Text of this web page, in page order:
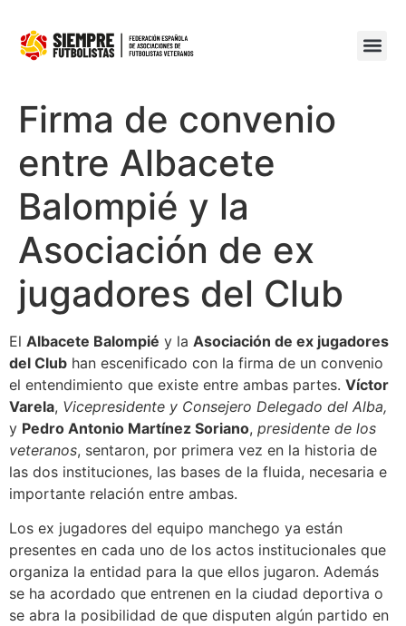
Firma de convenio
entre Albacete
Balompié y la
Asociación de ex
jugadores del Club
El Albacete Balompié y la Asociación de ex jugadores
del Club han escenificado con la firma de un convenio
el entendimiento que existe entre ambas partes. Víctor
Varela, Vicepresidente y Consejero Delegado del Alba,
y Pedro Antonio Martínez Soriano, presidente de los
veteranos, sentaron, por primera vez en la historia de
las dos instituciones, las bases de la fluida, necesaria e
importante relación entre ambas.
Los ex jugadores del equipo manchego ya están
presentes en cada uno de los actos institucionales que
organiza la entidad para la que ellos jugaron. Además
se ha acordado que entrenen en la ciudad deportiva o
se abra la posibilidad de que disputen algún partido en